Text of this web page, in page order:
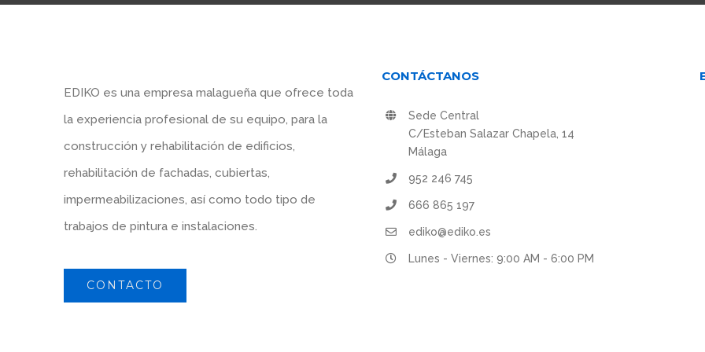
EDIKO es una empresa malagueña que ofrece toda
la experiencia profesional de su equipo, para la
construcción y rehabilitación de edificios,
rehabilitación de fachadas, cubiertas,
impermeabilizaciones, así como todo tipo de
trabajos de pintura e instalaciones.
CONTACTO
CONTÁCTANOS
Sede Central
C/Esteban Salazar Chapela, 14
Málaga
952 246 745
666 865 197
ediko@ediko.es
Lunes - Viernes: 9:00 AM - 6:00 PM